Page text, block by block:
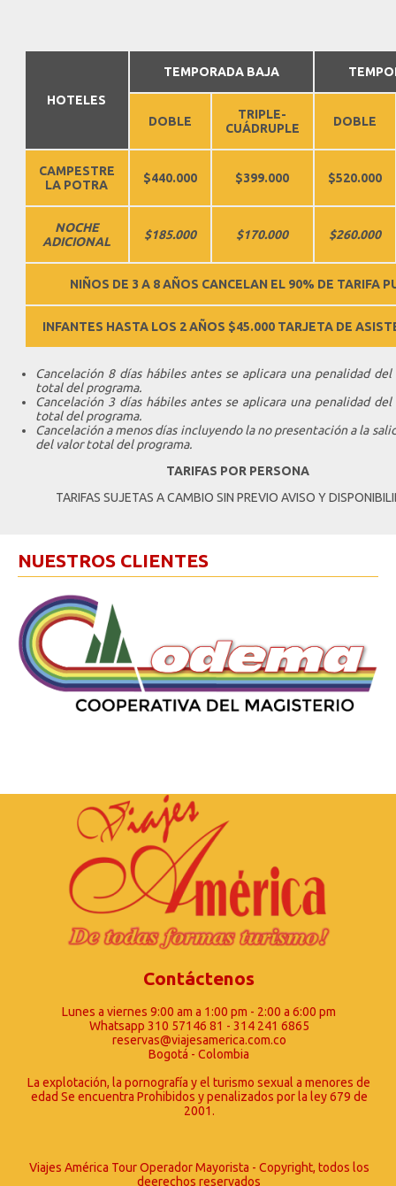
HOTELES
TEMPORADA BAJA
DOBLE
TRIPLE-
CUÁDRUPLE
DOBLE
CAMPESTRE
LA POTRA
$440.000 $399.000 $520.000
NOCHE
ADICIONAL
$185.000 $170.000 $260.000
NIÑOS DE 3 A 8 AÑOS CANCELAN EL 90% DE TARIFA
INFANTES HASTA LOS 2 AÑOS $45.000 TARJETA DE
Cancelación 8 días hábiles antes se aplicara una penalidad del
total del programa.
Cancelación 3 días hábiles antes se aplicara una penalidad del
total del programa.
Cancelación a menos días incluyendo la no presentación a la
del valor total del programa.
TARIFAS POR PERSONA
TARIFAS SUJETAS A CAMBIO SIN PREVIO AVISO Y
NUESTROS CLIENTES
Contáctenos
Lunes a viernes 9:00 am a 1:00 pm - 2:00 a 6:00 pm
Whatsapp 310 57146 81 - 314 241 6865
reservas@viajesamerica.com.co
Bogotá - Colombia
La explotación, la pornografía y el turismo sexual a menores de
edad Se encuentra Prohibidos y penalizados por la ley 679 de
2001.
Viajes América Tour Operador Mayorista - Copyright, todos los
deerechos reservados